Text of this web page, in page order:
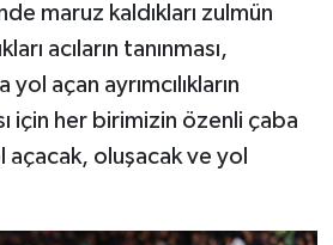
maruz kaldıkları zulmün
acıların tanınması,
açan ayrımcılıkların
için her birimizin özenli çaba
oluşacak ve yol